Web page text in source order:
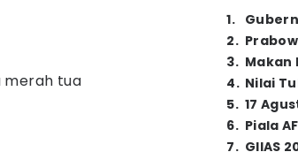
tua
1.
2.
3. Makan
4. Nilai
5. 17
6. Piala
7. GIIAS